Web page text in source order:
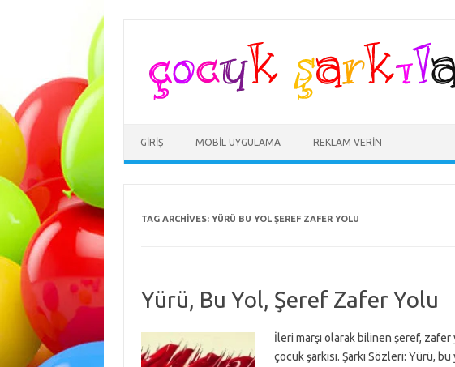
GIRIŞ MOBIL UYGULAMA REKLAM VERIN
TAG ARCHIVES: YÜRÜ BU YOL ŞEREF ZAFER YOLU
Yürü, Bu Yol, Şeref Zafer Yolu
İleri marşı olarak bilinen şeref, zafer
çocuk şarkısı. Şarkı Sözleri: Yürü,